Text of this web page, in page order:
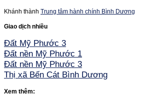
Khánh thành Trung tâm hành chính Bình Dương
Giao dịch nhiều
Đất Mỹ Phước 3
Đất nền Mỹ Phước 1
Đất nền Mỹ Phước 3
Thị xã Bến Cát Bình Dương
Xem thêm: